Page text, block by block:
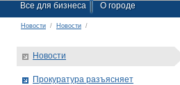
Все для бизнеса О городе
Новости / Новости /
Новости
Прокуратура разъясняет